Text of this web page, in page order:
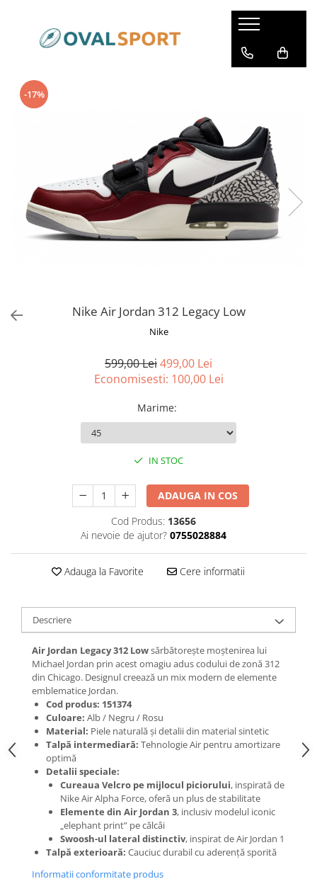
Femei
Incaltaminte
Barbati
Incaltaminte
-17%
Nike Air Jordan 312 Legacy Low
Nike
599,00 Lei499,00 Lei
Economisesti: 100,00 Lei
Marime:
IN STOC
ADAUGA IN COS
Cod Produs: 13656
Ai nevoie de ajutor? 0755028884
Adauga la Favorite Cere informatii
Descriere
Air Jordan Legacy 312 Lowsărbătorește moștenirea lui
Michael Jordan prin acest omagiu adus codului de zonă 312
din Chicago. Designul creează un mix modern de elemente
emblematice Jordan.
Cod produs: 151374
Culoare: Alb / Negru / Rosu
Material: Piele naturală și detalii din material sintetic
Talpă intermediară: Tehnologie Air pentru amortizare
optimă
Detalii speciale:
Cureaua Velcro pe mijlocul piciorului, inspirată de
Nike Air Alpha Force, oferă un plus de stabilitate
Elemente din Air Jordan 3, inclusiv modelul iconic
„elephant print” pe călcâi
Swoosh-ul lateral distinctiv, inspirat de Air Jordan 1
Talpă exterioară: Cauciuc durabil cu aderență sporită
Informatii conformitate produs